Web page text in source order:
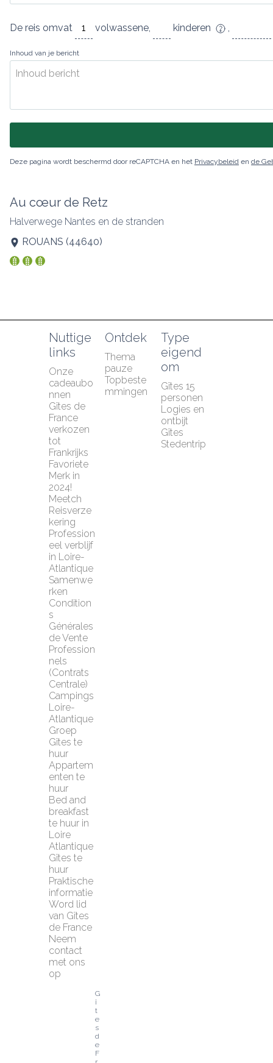
De reis omvat volwassene, kinderen ,
Inhoud van je bericht
Deze pagina wordt beschermd door reCAPTCHA en het Privacybeleid en de
Au cœur de Retz
Halverwege Nantes en de stranden
ROUANS (44640)
Nuttige
links
Onze
cadeaubo
nnen
Gîtes de
France
verkozen
tot
Frankrijks
Favoriete
Merk in
2024!
Meetch
Reisverze
kering
Profession
eel verblijf
in Loire-
Atlantique
Samenwe
rken
Condition
s
Générales
de Vente
Profession
nels
(Contrats
Centrale)
Campings
Loire-
Atlantique
Groep
Gîtes te
huur
Appartem
enten te
huur
Bed and
breakfast
te huur in
Loire
Atlantique
Gîtes te
huur
Praktische
informatie
Word lid
van Gîtes
de France
Neem
contact
met ons
op
Ontdek
Thema
pauze
Topbeste
mmingen
Type
eigend
om
Gîtes 15
personen
Logies en
ontbijt
Gîtes
Stedentrip
G
î
t
e
s
d
e
F